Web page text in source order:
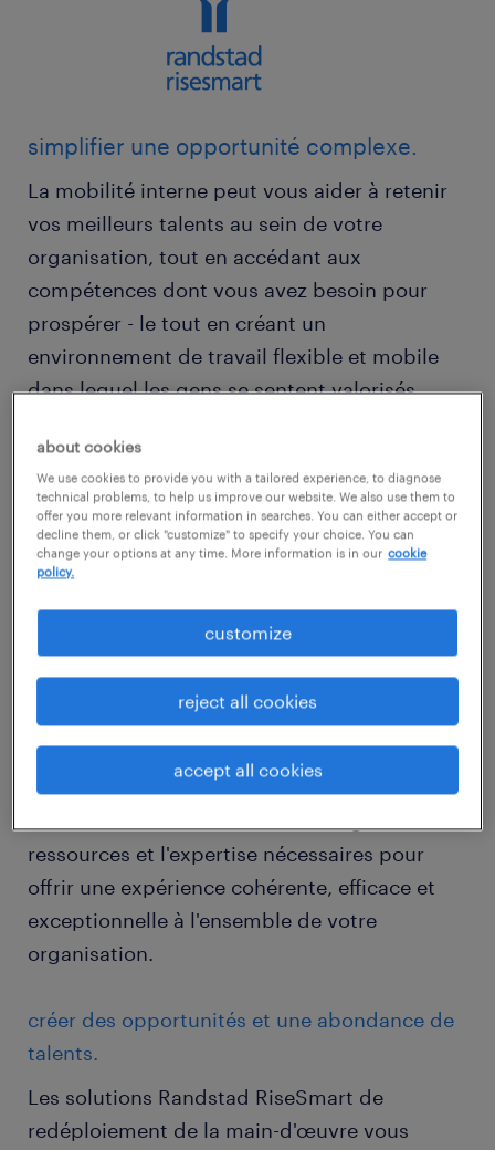
simplifier une opportunité complexe.
La mobilité interne peut vous aider à retenir
vos meilleurs talents au sein de votre
organisation, tout en accédant aux
compétences dont vous avez besoin pour
prospérer - le tout en créant un
environnement de travail flexible et mobile
dans lequel les gens se sentent valorisés.
Mais pour les organisations dont la main-
d'œuvre est largement distribuée, le
redéploiement n'est pas une tâche simple. Il
s'agit d'une combinaison complexe
pourvoir, et de mise en adéquation des uns et
des autres au sein des départements, des
unités opérationnelles et même des sites
géographiques.
Les services de redéploiement Randstad
ressources et l'expertise nécessaires pour
offrir une expérience cohérente, efficace et
exceptionnelle à l'ensemble de votre
organisation.
créer des opportunités et une abondance de
talents.
Les solutions Randstad RiseSmart de
redéploiement de la main-d'œuvre vous
about cookies
We use cookies to provide you with a tailored experience, to diagnose
technical problems, to help us improve our website. We also use them to
offer you more relevant information in searches. You can either accept or
decline them, or click "customize" to specify your choice. You can
change your options at any time. More information is in our cookie
policy.
customize
reject all cookies
accept all cookies